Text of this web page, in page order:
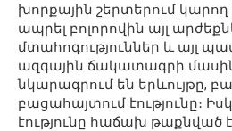
խորքային շերտերում կարող
ապրել բոլորովին այլ
մտահոգություններ և այլ
ազգային ճակատագրի
նկարագրում են երևույթը,
բացահայտում էությունը։
էությունը հաճախ թաքնված